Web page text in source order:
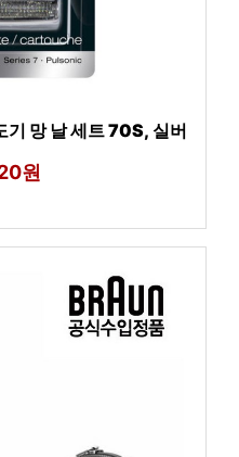
망 날 세트 70S, 실버
원